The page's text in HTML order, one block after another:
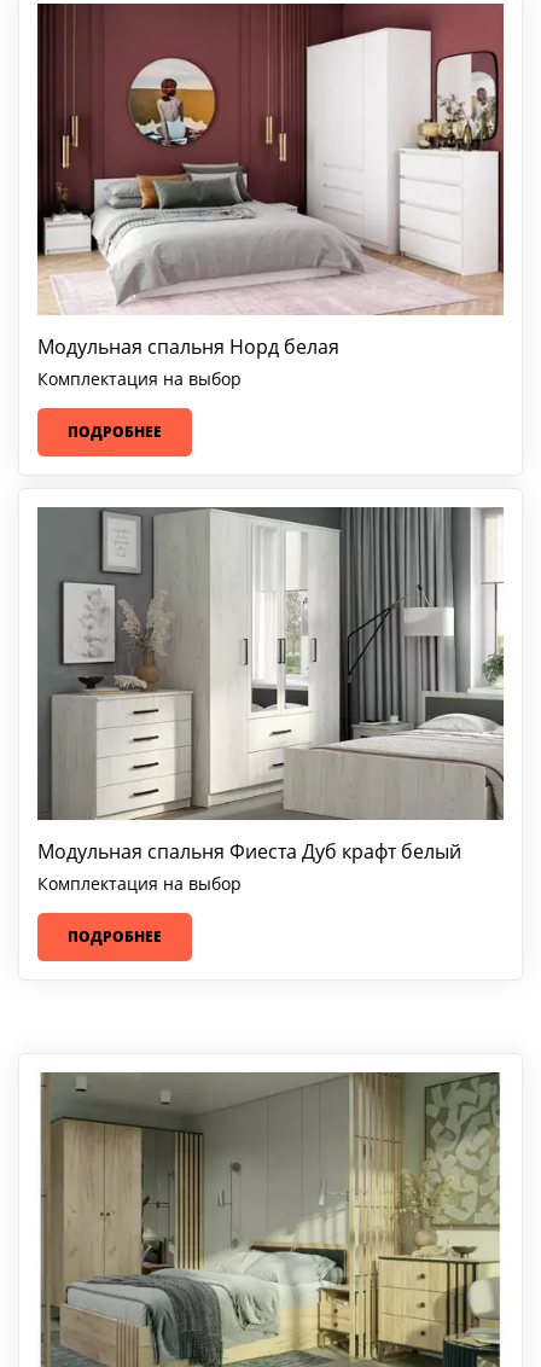
Модульная спальня Норд белая
Комплектация на выбор
ПОДРОБНЕЕ
Модульная спальня Фиеста Дуб крафт белый
Комплектация на выбор
ПОДРОБНЕЕ